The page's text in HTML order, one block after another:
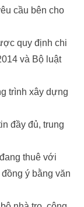
cầu bên cho
quy định chi
và Bộ luật
trình xây dựng
đầy đủ, trung
thuê với
ý bằng văn